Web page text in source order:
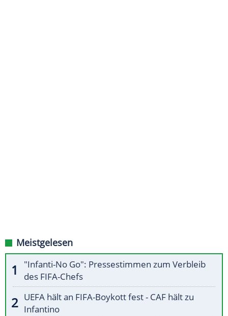
Meistgelesen
"Infanti-No Go": Pressestimmen zum Verbleib
des FIFA-Chefs
UEFA hält an FIFA-Boykott fest - CAF hält zu
Infantino